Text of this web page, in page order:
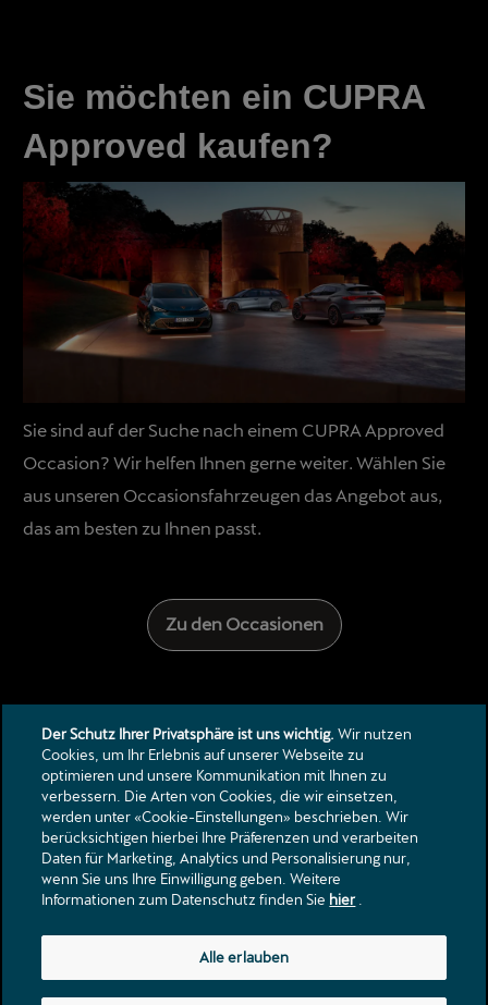
Sie möchten ein CUPRA
Approved kaufen?
Sie sind auf der Suche nach einem CUPRA Approved
Occasion? Wir helfen Ihnen gerne weiter. Wählen Sie
aus unseren Occasionsfahrzeugen das Angebot aus,
das am besten zu Ihnen passt.
Zu den Occasionen
Kontakt
Kataloge & Preislisten
Datenschutzerklärung
Der Schutz Ihrer Privatsphäre ist uns wichtig. Wir nutzen
Cookies, um Ihr Erlebnis auf unserer Webseite zu
optimieren und unsere Kommunikation mit Ihnen zu
verbessern. Die Arten von Cookies, die wir einsetzen,
werden unter «Cookie-Einstellungen» beschrieben. Wir
berücksichtigen hierbei Ihre Präferenzen und verarbeiten
Daten für Marketing, Analytics und Personalisierung nur,
wenn Sie uns Ihre Einwilligung geben. Weitere
Informationen zum Datenschutz finden Sie hier.
Alle erlauben